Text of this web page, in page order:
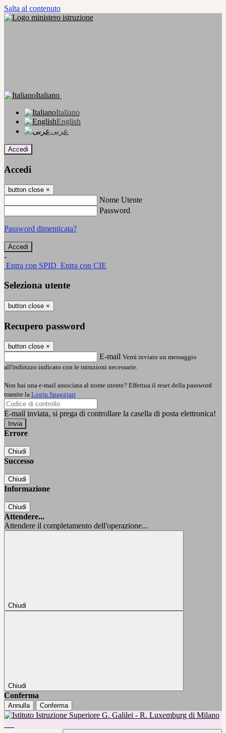
Salta al contenuto
Italiano
Italiano
English
عربى
Accedi
Accedi
button close ×
Nome Utente
Password
Password dimenticata?
-
Entra con SPID Entra con CIE
Seleziona utente
button close ×
Recupero password
button close ×
E-mail Verrà inviato un messaggio
all'indirizzo indicato con le istruzioni necessarie.
Non hai una e-mail associata al nome utente? Effettua il reset della password
tramite la Login Spaggiari
E-mail inviata, si prega di controllare la casella di posta elettronica!
Errore
Chiudi
Successo
Chiudi
Informazione
Chiudi
Attendere...
Attendere il completamento dell'operazione...
Chiudi
Chiudi
Conferma
Annulla Conferma